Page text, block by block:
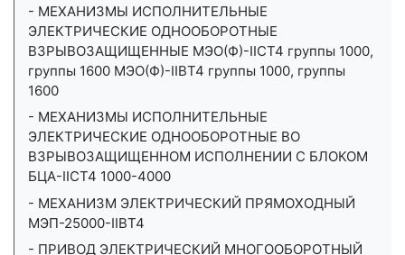
- МЕХАНИЗМЫ ИСПОЛНИТЕЛЬНЫЕ
ЭЛЕКТРИЧЕСКИЕ ОДНООБОРОТНЫЕ
ВЗРЫВОЗАЩИЩЕННЫЕ МЭО(Ф)-IIСТ4 группы 1000,
группы 1600 МЭО(Ф)-IIВТ4 группы 1000, группы
1600
- МЕХАНИЗМЫ ИСПОЛНИТЕЛЬНЫЕ
ЭЛЕКТРИЧЕСКИЕ ОДНООБОРОТНЫЕ ВО
ВЗРЫВОЗАЩИЩЕННОМ ИСПОЛНЕНИИ С БЛОКОМ
БЦА-IICТ4 1000-4000
- МЕХАНИЗМ ЭЛЕКТРИЧЕСКИЙ ПРЯМОХОДНЫЙ
МЭП-25000-IIВТ4
- ПРИВОД ЭЛЕКТРИЧЕСКИЙ МНОГООБОРОТНЫЙ